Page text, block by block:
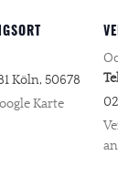
Köln, 50678
Karte